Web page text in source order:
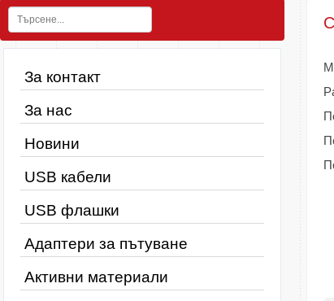
За контакт
За нас
Новини
USB кабели
USB флашки
Адаптери за пътуване
Активни материали